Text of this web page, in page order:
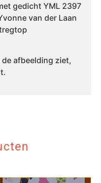
gedicht YML 2397
van der Laan
afbeelding ziet,